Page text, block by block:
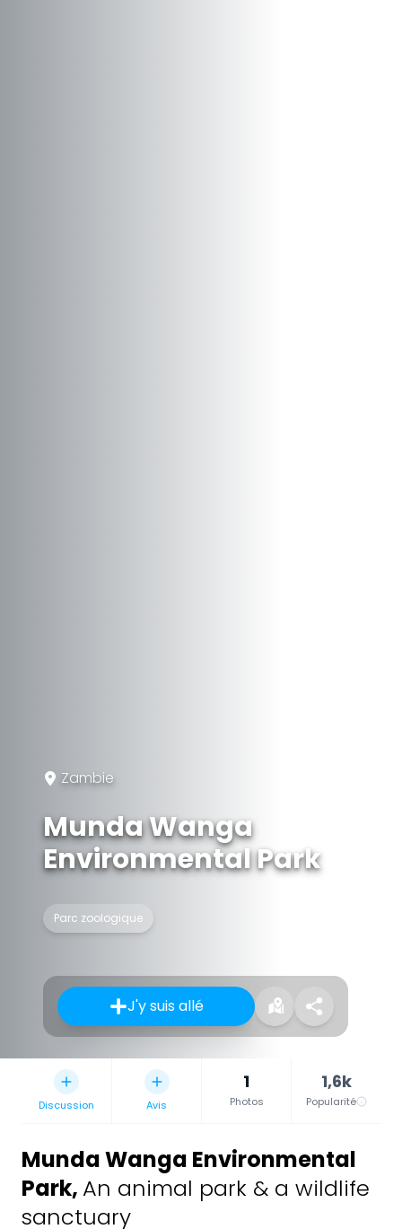
Zambie
Munda Wanga
Environmental Park
Parc zoologique
J'y suis allé
Discussion Avis
1
Photos
1,6k
Popularité
Munda Wanga Environmental
Park, An animal park & a wildlife
sanctuary